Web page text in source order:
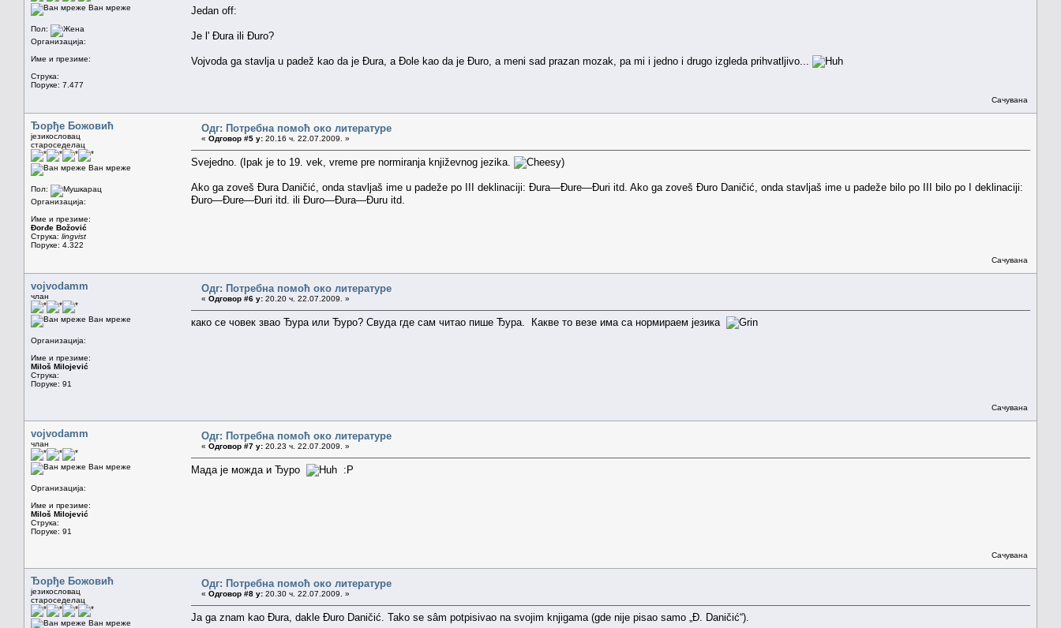
Ван мреже
Пол:
Организација:
Име и презиме:
Струка:
Поруке: 7.477
Jedan off:
Je l' Đura ili Đuro?
Vojvoda ga stavlja u padež kao da je Đura, a Đole kao da je Đuro, a meni sad prazan mozak, pa mi i jedno i drugo izgleda prihvatljivo...
Сачувана
Ђорђе Божовић
језикословац
староседелац
Ван мреже
Пол:
Организација:
Име и презиме:
Đorđe Božović
Струка: lingvist
Поруке: 4.322
Одг: Потребна помоћ око литературе
« Одговор #5 у: 20.16 ч. 22.07.2009. »
Svejedno. (Ipak je to 19. vek, vreme pre normiranja književnog jezika. )
Ako ga zoveš Đura Daničić, onda stavljaš ime u padeže po III deklinaciji: Đura—Đure—Đuri itd. Ako ga zoveš Đuro Daničić, onda stavljaš ime u padeže bilo po III bilo po I deklinaciji:
Đuro—Đure—Đuri itd. ili Đuro—Đura—Đuru itd.
Сачувана
vojvodamm
члан
Ван мреже
Организација:
Име и презиме:
Miloš Milojević
Струка:
Поруке: 91
Одг: Потребна помоћ око литературе
« Одговор #6 у: 20.20 ч. 22.07.2009. »
како се човек звао Ђура или Ђуро? Свуда где сам читао пише Ђура. Какве то везе има са нормираем језика
Сачувана
vojvodamm
члан
Ван мреже
Организација:
Име и презиме:
Miloš Milojević
Струка:
Поруке: 91
Одг: Потребна помоћ око литературе
« Одговор #7 у: 20.23 ч. 22.07.2009. »
Мада је можда и Ђуро :P
Сачувана
Ђорђе Божовић
језикословац
староседелац
Ван мреже
Одг: Потребна помоћ око литературе
« Одговор #8 у: 20.30 ч. 22.07.2009. »
Ja ga znam kao Đura, dakle Đuro Daničić. Tako se sâm potpisivao na svojim knjigama (gde nije pisao samo „Đ. Daničić“).